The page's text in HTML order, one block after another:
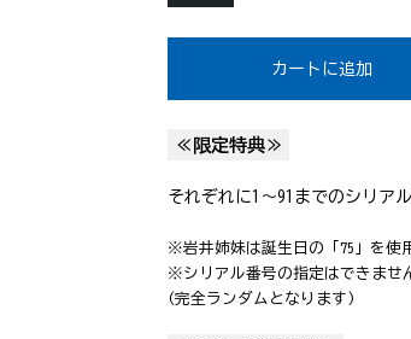
カートに追加
≪限定特典≫
それぞれに1～91までのシリア
※岩井姉妹は誕生日の「75」を使
※シリアル番号の指定はできませ
(完全ランダムとなります)